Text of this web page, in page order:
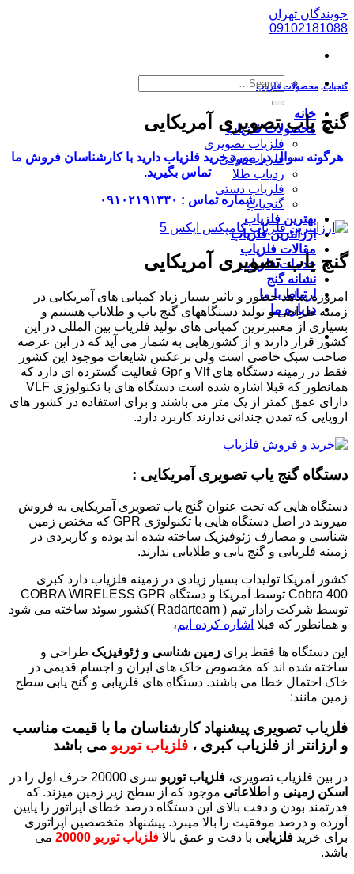
پرش
به
جویندگان تهران
09102181088
خانه
محصولات فلزیاب
فلزیاب تصویری
فلزیاب بوقی
ردیاب طلا
فلزیاب دستی
گنجیاب
بهترین فلزیاب
ارزانترین فلزیاب
مقالات فلزیاب
خدمات فلزیاب
نشانه گنج
ارتباط با ما
درباره ما
گنجیاب, محصولات فلزیاب
گنج یاب تصویری آمریکایی
هرگونه سوال در مورد خرید فلزیاب دارید با کارشناسان فروش ما
تماس بگیرید.
شماره تماس : ۰۹۱۰۲۱۹۱۳۳۰
گنج یاب تصویری آمریکایی
امروزه شاهد حضور و تاثیر بسیار زیاد کمپانی های آمریکایی در
زمینه طراحی و تولید دستگاههای گنج یاب و طلایاب هستیم و
بسیاری از معتبرترین کمپانی های تولید فلزیاب بین المللی در این
کشور قرار دارند و از کشورهایی به شمار می آید که در این عرصه
صاحب سبک خاصی است ولی برعکس شایعات موجود این کشور
فقط در زمینه دستگاه های Vlf و Gpr فعالیت گسترده ای دارد که
همانطور که قبلا اشاره شده است دستگاه های با تکنولوژی VLF
دارای عمق کمتر از یک متر می باشند و برای استفاده در کشور های
اروپایی که تمدن چندانی ندارند کاربرد دارد.
دستگاه گنج یاب تصویری آمریکایی :
دستگاه هایی که تحت عنوان گنج یاب تصویری آمریکایی به فروش
میروند در اصل دستگاه هایی با تکنولوژی GPR که مختص زمین
شناسی و مصارف ژئوفیزیک ساخته شده اند بوده و کاربردی در
زمینه فلزیابی و گنج یابی و طلایابی ندارند.
کشور آمریکا تولیدات بسیار زیادی در زمینه فلزیاب دارد کبری
Cobra 400 توسط آمریکا و دستگاه COBRA WIRELESS GPR
توسط شرکت رادار تیم ( Radarteam )کشور سوئد ساخته می شود
و همانطور که قبلا اشاره کرده ایم،
این دستگاه ها فقط برای زمین شناسی و ژئوفیزیک طراحی و
ساخته شده اند که مخصوص خاک های ایران و اجسام قدیمی در
خاک احتمال خطا می باشند. دستگاه های فلزیابی و گنج یابی سطح
زمین مانند:
فلزیاب تصویری پیشنهاد کارشناسان ما با قیمت مناسب
و ارزانتر از فلزیاب کبری ، فلزیاب توربو می باشد
در بین فلزیاب تصویری، فلزیاب توربو سری 20000 حرف اول را در
اسکن زمینی و اطلاعاتی موجود که از سطح زیر زمین میزند. که
قدرتمند بودن و دقت بالای این دستگاه درصد خطای اپراتور را پایین
آورده و درصد موفقیت را بالا میبرد. پیشنهاد متخصصین اپراتوری
برای خرید فلزیابی با دقت و عمق بالا فلزیاب توربو 20000
می
باشد.